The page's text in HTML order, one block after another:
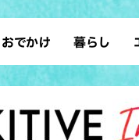
沖縄そば
カフェ
おでかけ
デート
散歩
暮らし
レシピ
ファッション
タ